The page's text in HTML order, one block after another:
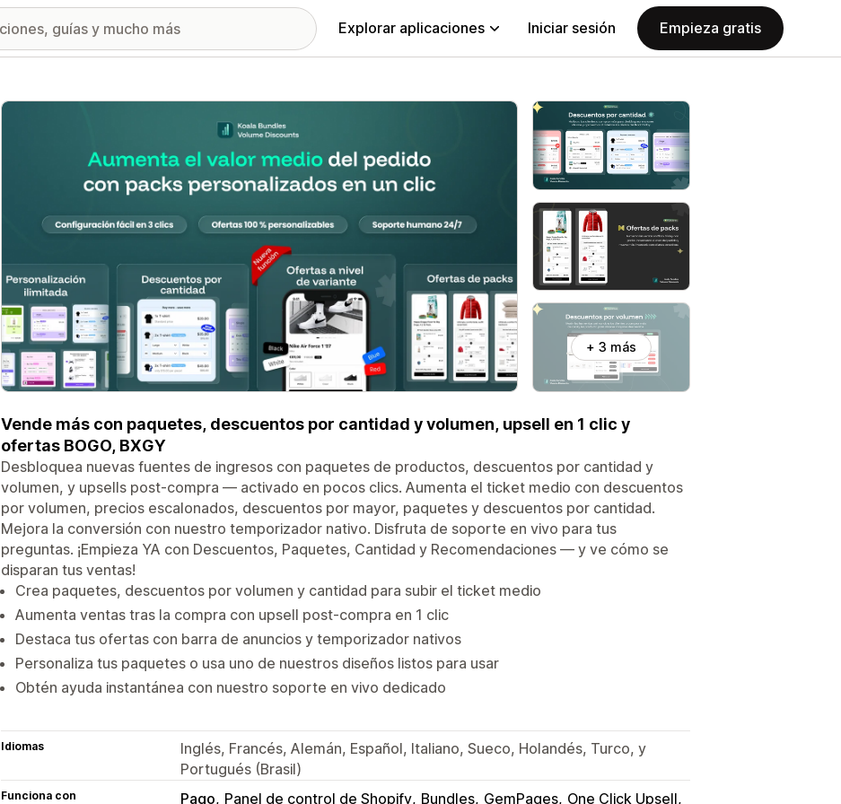
Explorar aplicaciones Iniciar sesión Empieza gratis
Galería de imágenes destacadas
+ 3 más
Vende más con paquetes, descuentos por cantidad y volumen, upsell en 1 clic y
ofertas BOGO, BXGY
Desbloquea nuevas fuentes de ingresos con paquetes de productos, descuentos por cantidad y
volumen, y upsells post-compra — activado en pocos clics. Aumenta el ticket medio con descuentos
por volumen, precios escalonados, descuentos por mayor, paquetes y descuentos por cantidad.
Mejora la conversión con nuestro temporizador nativo. Disfruta de soporte en vivo para tus
preguntas. ¡Empieza YA con Descuentos, Paquetes, Cantidad y Recomendaciones — y ve cómo se
disparan tus ventas!
Crea paquetes, descuentos por volumen y cantidad para subir el ticket medio
Aumenta ventas tras la compra con upsell post-compra en 1 clic
Destaca tus ofertas con barra de anuncios y temporizador nativos
Personaliza tus paquetes o usa uno de nuestros diseños listos para usar
Obtén ayuda instantánea con nuestro soporte en vivo dedicado
Idiomas
Inglés, Francés, Alemán, Español, Italiano, Sueco, Holandés, Turco, y
Portugués (Brasil)
Funciona con Pago Panel de control de Shopify Bundles GemPages One Click Upsell